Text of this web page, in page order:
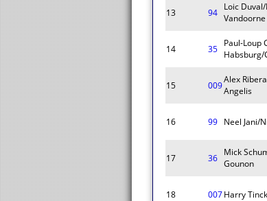
13 94
Loic
Vandoorne
14 35
Paul-Loup
Habsburg/
15 009
Alex
Angelis
16 99 Neel Jani/
17 36
Mick
Gounon
18 007Harry